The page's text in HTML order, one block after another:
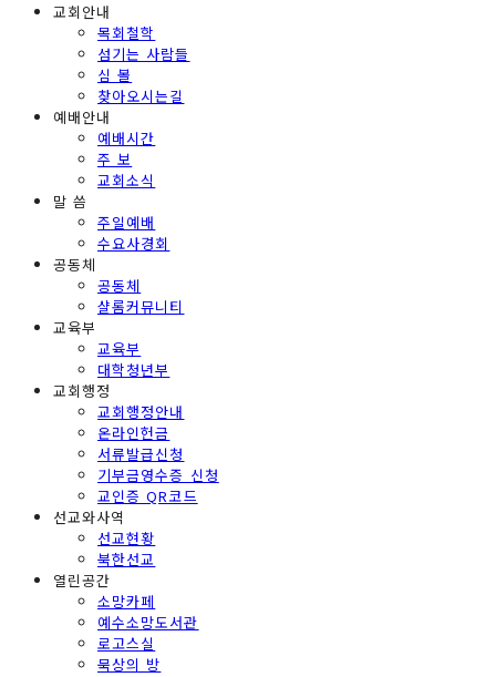
교회안내
목회철학
섬기는 사람들
심 볼
찾아오시는길
예배안내
예배시간
주 보
교회소식
말 씀
주일예배
수요사경회
공동체
공동체
샬롬커뮤니티
교육부
교육부
대학청년부
교회행정
교회행정안내
온라인헌금
서류발급신청
기부금영수증 신청
교인증 QR코드
선교와사역
선교현황
북한선교
열린공간
소망카페
예수소망도서관
로고스실
묵상의 방